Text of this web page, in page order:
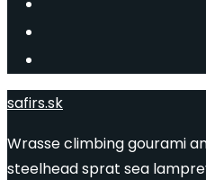
safirs.sk
Wrasse climbing gourami
steelhead sprat sea